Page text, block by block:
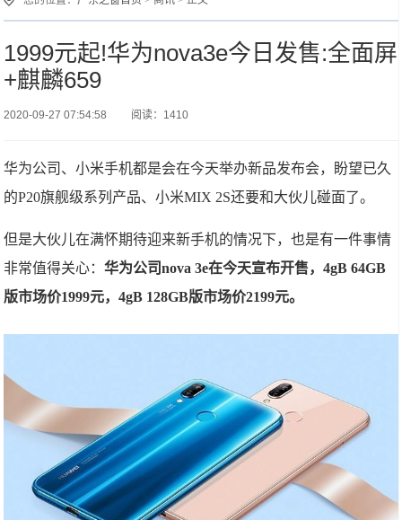
1999元起!华为nova3e今日发售:全面屏
+麒麟659
2020-09-27 07:54:58 阅读：1410
华为公司、小米手机都是会在今天举办新品发布会，盼望已久
的P20旗舰级系列产品、小米MIX 2S还要和大伙儿碰面了。
但是大伙儿在满怀期待迎来新手机的情况下，也是有一件事情
非常值得关心：华为公司nova 3e在今天宣布开售，4gB 64GB
版市场价1999元，4gB 128GB版市场价2199元。